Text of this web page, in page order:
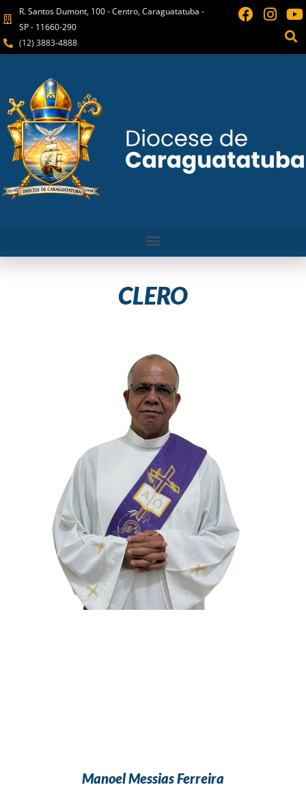
R. Santos Dumont, 100 - Centro, Caraguatatuba -
SP - 11660-290
(12) 3883-4888
CLERO
Manoel Messias Ferreira